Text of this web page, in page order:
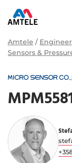
Amtele /
Sensors &